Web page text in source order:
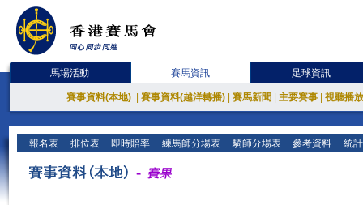
馬場活動 賽馬資訊 足球資訊
賽事資料(本地) 賽事資料(越洋轉播) 賽馬新聞 主要賽事 視聽播
報名表 排位表 即時賠率 練馬師分場表 騎師分場表 參考資料 統